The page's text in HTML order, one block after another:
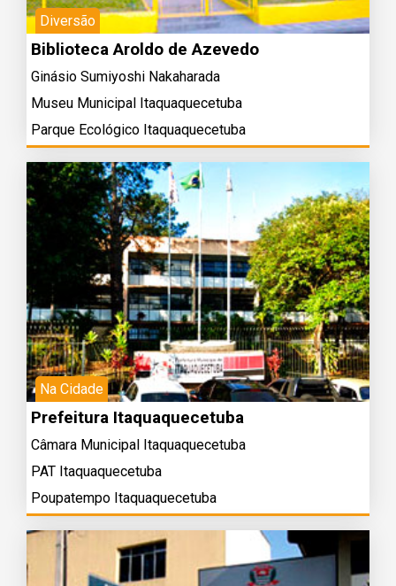
Diversão
Biblioteca Aroldo de Azevedo
Ginásio Sumiyoshi Nakaharada
Museu Municipal Itaquaquecetuba
Parque Ecológico Itaquaquecetuba
Na Cidade
Prefeitura Itaquaquecetuba
Câmara Municipal Itaquaquecetuba
PAT Itaquaquecetuba
Poupatempo Itaquaquecetuba